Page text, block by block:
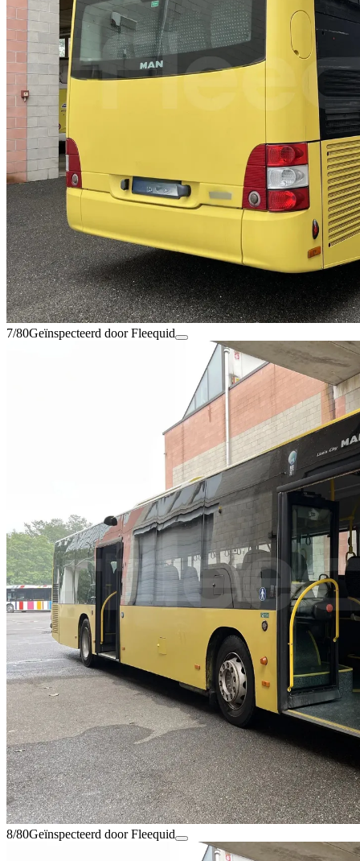
7/80Geïnspecteerd door Fleequid
8/80Geïnspecteerd door Fleequid